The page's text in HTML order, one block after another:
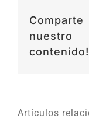
Comparte
nuestro
contenido!
Artículos